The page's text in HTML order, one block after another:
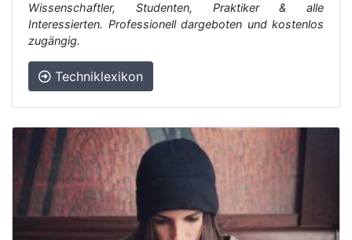
Wissenschaftler, Studenten, Praktiker & alle
Interessierten. Professionell dargeboten und kostenlos
zugängig.
Techniklexikon